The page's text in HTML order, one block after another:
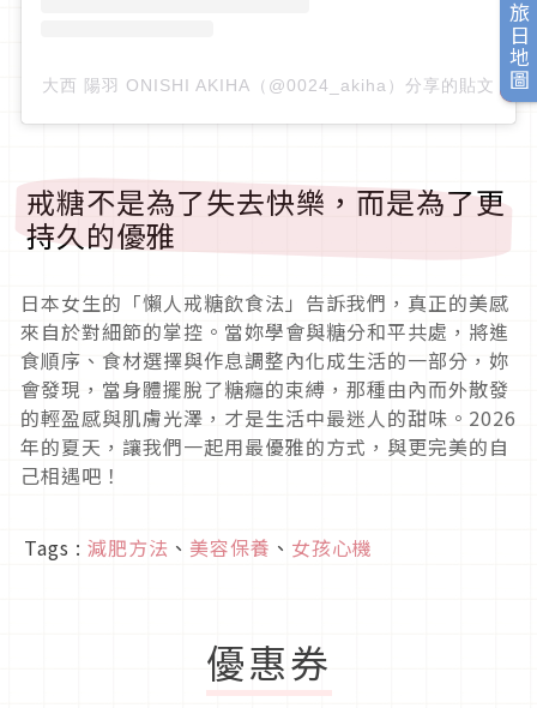
旅日地圖
大西 陽羽 ONISHI AKIHA（@0024_akiha）分享的貼文
戒糖不是為了失去快樂，而是為了更
持久的優雅
日本女生的「懶人戒糖飲食法」告訴我們，真正的美感
來自於對細節的掌控。當妳學會與糖分和平共處，將進
食順序、食材選擇與作息調整內化成生活的一部分，妳
會發現，當身體擺脫了糖癮的束縛，那種由內而外散發
的輕盈感與肌膚光澤，才是生活中最迷人的甜味。2026
年的夏天，讓我們一起用最優雅的方式，與更完美的自
己相遇吧！
Tags : 減肥方法 、 美容保養 、 女孩心機
優惠券